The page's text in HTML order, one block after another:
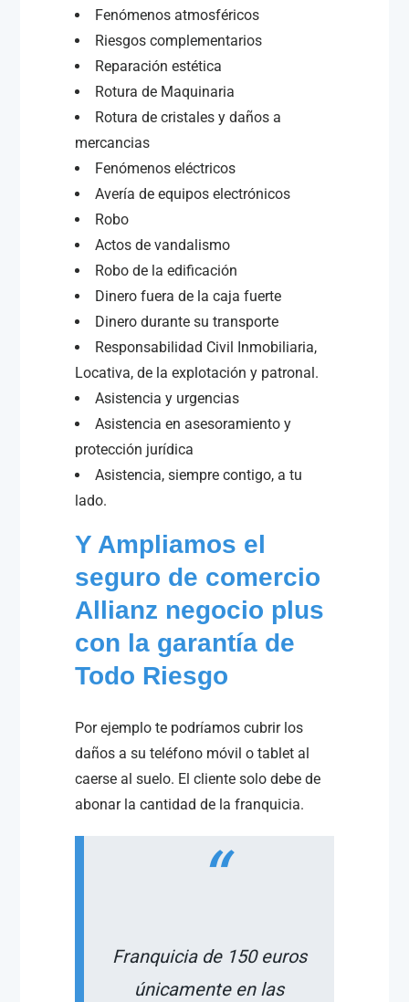
Fenómenos atmosféricos
Riesgos complementarios
Reparación estética
Rotura de Maquinaria
Rotura de cristales y daños a
mercancias
Fenómenos eléctricos
Avería de equipos electrónicos
Robo
Actos de vandalismo
Robo de la edificación
Dinero fuera de la caja fuerte
Dinero durante su transporte
Responsabilidad Civil Inmobiliaria,
Locativa, de la explotación y patronal.
Asistencia y urgencias
Asistencia en asesoramiento y
protección jurídica
Asistencia, siempre contigo, a tu
lado.
Y Ampliamos el
seguro de comercio
Allianz negocio plus
con la garantía de
Todo Riesgo
Por ejemplo te podríamos cubrir los
daños a su teléfono móvil o tablet al
caerse al suelo. El cliente solo debe de
abonar la cantidad de la franquicia.
Franquicia de 150 euros
únicamente en las